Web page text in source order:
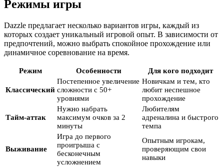
Режимы игры
Dazzle предлагает несколько вариантов игры, каждый из
которых создает уникальный игровой опыт. В зависимости от
предпочтений, можно выбрать спокойное прохождение или
динамичное соревнование на время.
Режим Особенности Для кого подходит
Классический
Постепенное увеличение
сложности с 50+
уровнями
Новичкам и тем, кто
любит неспешное
прохождение
Тайм-аттак
Нужно набрать
максимум очков за 2
минуты
Любителям
адреналина и быстрого
темпа
Выживание
Игра до первого
проигрыша с
бесконечным
усложнением
Опытным игрокам,
проверяющим свои
навыки